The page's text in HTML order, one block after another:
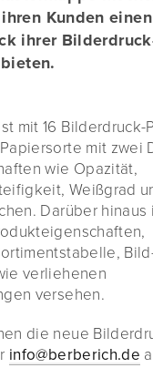
Kunden
ihrer
mit 16 Bilderdruck-
mit zwei
wie Opazität,
Weißgrad
Darüber hinaus
verliehenen
versehen.
die neue
info@berberich.de